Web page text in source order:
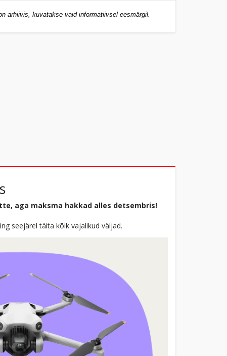
arhiivis, kuvatakse vaid informatiivsel eesmärgil.
aga maksma hakkad alles detsembris!
seejärel täita kõik vajalikud väljad.